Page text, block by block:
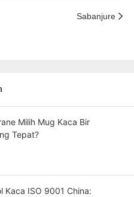
Sabanjure
Milih Mug Kaca Bir
Tepat?
Kaca ISO 9001 China: